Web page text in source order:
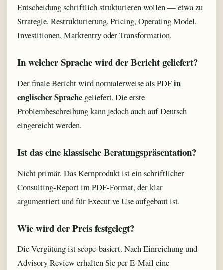
Entscheidung schriftlich strukturieren wollen — etwa zu
Strategie, Restrukturierung, Pricing, Operating Model,
Investitionen, Marktentry oder Transformation.
In welcher Sprache wird der Bericht geliefert?
Der finale Bericht wird normalerweise als PDFin
englischer Sprache geliefert. Die erste
Problembeschreibung kann jedoch auch auf Deutsch
eingereicht werden.
Ist das eine klassische Beratungspräsentation?
Nicht primär. Das Kernprodukt ist ein schriftlicher
Consulting-Report im PDF-Format, der klar
argumentiert und für Executive Use aufgebaut ist.
Wie wird der Preis festgelegt?
Die Vergütung ist scope-basiert. Nach Einreichung und
Advisory Review erhalten Sie per E-Mail eine